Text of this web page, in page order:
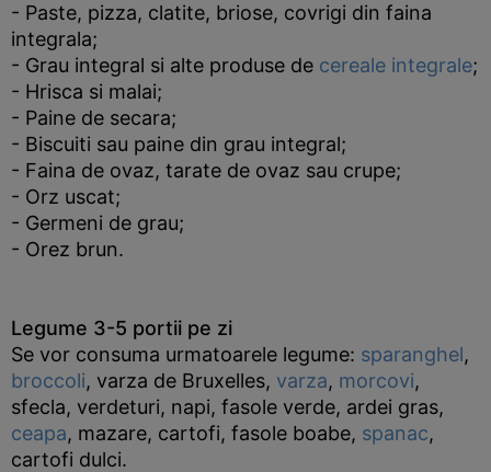
- Paste, pizza, clatite, briose, covrigi din faina
integrala;
- Grau integral si alte produse de cereale integrale;
- Hrisca si malai;
- Paine de secara;
- Biscuiti sau paine din grau integral;
- Faina de ovaz, tarate de ovaz sau crupe;
- Orz uscat;
- Germeni de grau;
- Orez brun.
Legume 3-5 portii pe zi
Se vor consuma urmatoarele legume: sparanghel,
broccoli, varza de Bruxelles, varza, morcovi,
sfecla, verdeturi, napi, fasole verde, ardei gras,
ceapa, mazare, cartofi, fasole boabe, spanac,
cartofi dulci.